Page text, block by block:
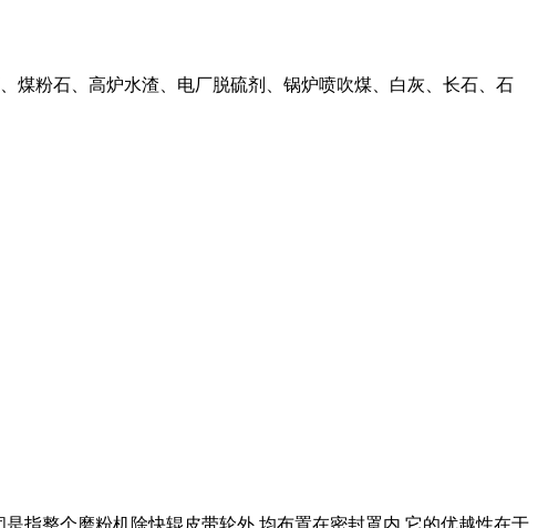
煤粉石、高炉水渣、电厂脱硫剂、锅炉喷吹煤、白灰、长石、石
指整个磨粉机除快辊皮带轮外,均布置在密封罩内,它的优越性在于